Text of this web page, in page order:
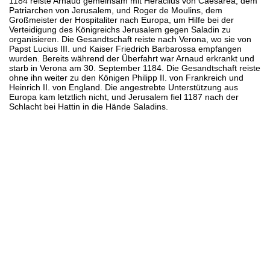
Patriarchen von Jerusalem, und Roger de Moulins, dem
Großmeister der Hospitaliter nach Europa, um Hilfe bei der
Verteidigung des Königreichs Jerusalem gegen Saladin zu
organisieren. Die Gesandtschaft reiste nach Verona, wo sie von
Papst Lucius III. und Kaiser Friedrich Barbarossa empfangen
wurden. Bereits während der Überfahrt war Arnaud erkrankt und
starb in Verona am 30. September 1184. Die Gesandtschaft reiste
ohne ihn weiter zu den Königen Philipp II. von Frankreich und
Heinrich II. von England. Die angestrebte Unterstützung aus
Europa kam letztlich nicht, und Jerusalem fiel 1187 nach der
Schlacht bei Hattin in die Hände Saladins.